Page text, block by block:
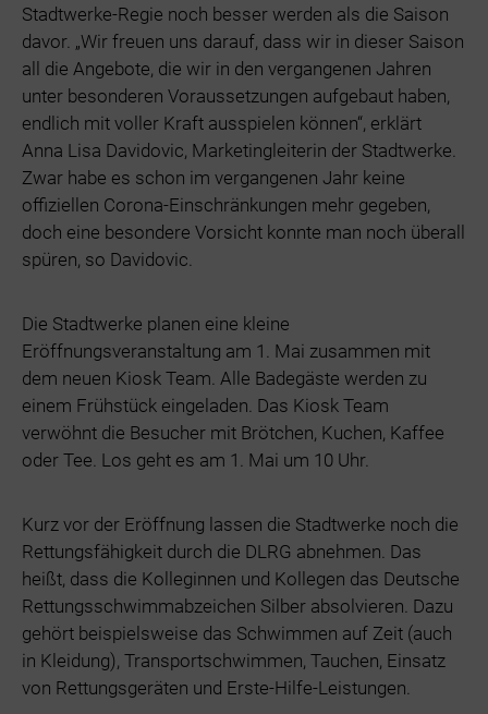
Stadtwerke-Regie noch besser werden als die Saison
davor. „Wir freuen uns darauf, dass wir in dieser Saison
all die Angebote, die wir in den vergangenen Jahren
unter besonderen Voraussetzungen aufgebaut haben,
endlich mit voller Kraft ausspielen können“, erklärt
Anna Lisa Davidovic, Marketingleiterin der Stadtwerke.
Zwar habe es schon im vergangenen Jahr keine
offiziellen Corona-Einschränkungen mehr gegeben,
doch eine besondere Vorsicht konnte man noch überall
spüren, so Davidovic.
Die Stadtwerke planen eine kleine
Eröffnungsveranstaltung am 1. Mai zusammen mit
dem neuen Kiosk Team. Alle Badegäste werden zu
einem Frühstück eingeladen. Das Kiosk Team
verwöhnt die Besucher mit Brötchen, Kuchen, Kaffee
oder Tee. Los geht es am 1. Mai um 10 Uhr.
Kurz vor der Eröffnung lassen die Stadtwerke noch die
Rettungsfähigkeit durch die DLRG abnehmen. Das
heißt, dass die Kolleginnen und Kollegen das Deutsche
Rettungsschwimmabzeichen Silber absolvieren. Dazu
gehört beispielsweise das Schwimmen auf Zeit (auch
in Kleidung), Transportschwimmen, Tauchen, Einsatz
von Rettungsgeräten und Erste-Hilfe-Leistungen.